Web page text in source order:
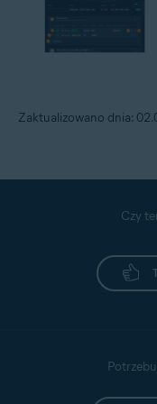
Zaktualizowano dnia:
Czy